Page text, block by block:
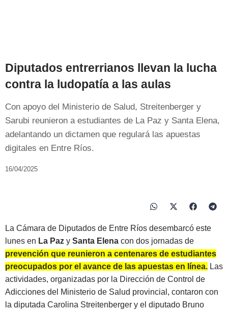
Diputados entrerrianos llevan la lucha
contra la ludopatía a las aulas
Con apoyo del Ministerio de Salud, Streitenberger y
Sarubi reunieron a estudiantes de La Paz y Santa Elena,
adelantando un dictamen que regulará las apuestas
digitales en Entre Ríos.
16/04/2025
La Cámara de Diputados de Entre Ríos desembarcó este
lunes en La Paz y Santa Elena con dos jornadas de
prevención que reunieron a centenares de estudiantes
preocupados por el avance de las apuestas en línea. Las
actividades, organizadas por la Dirección de Control de
Adicciones del Ministerio de Salud provincial, contaron con
la diputada Carolina Streitenberger y el diputado Bruno